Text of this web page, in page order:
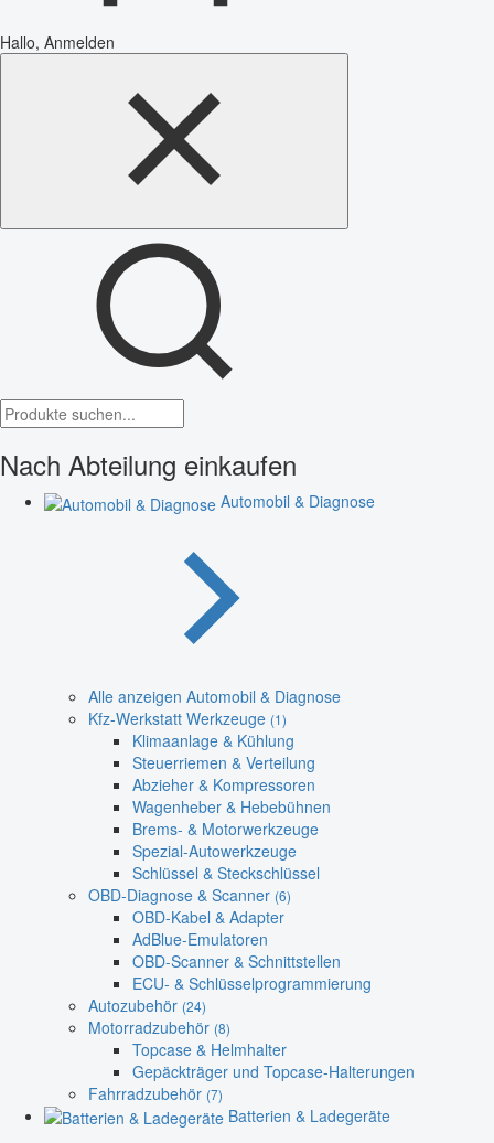
Hallo, Anmelden
Nach Abteilung einkaufen
Automobil & Diagnose
Alle anzeigen Automobil & Diagnose
Kfz-Werkstatt Werkzeuge (1)
Klimaanlage & Kühlung
Steuerriemen & Verteilung
Abzieher & Kompressoren
Wagenheber & Hebebühnen
Brems- & Motorwerkzeuge
Spezial-Autowerkzeuge
Schlüssel & Steckschlüssel
OBD-Diagnose & Scanner (6)
OBD-Kabel & Adapter
AdBlue-Emulatoren
OBD-Scanner & Schnittstellen
ECU- & Schlüsselprogrammierung
Autozubehör (24)
Motorradzubehör (8)
Topcase & Helmhalter
Gepäckträger und Topcase-Halterungen
Fahrradzubehör (7)
Batterien & Ladegeräte